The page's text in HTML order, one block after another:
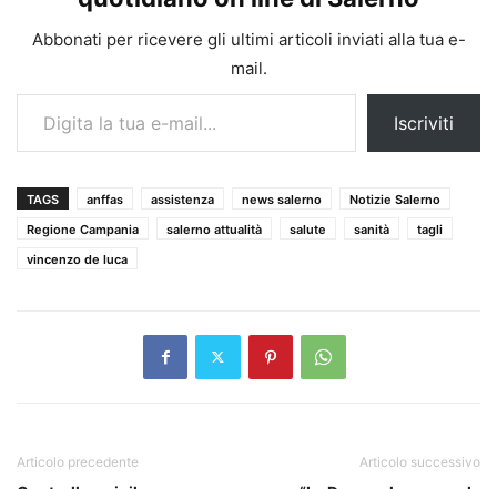
Abbonati per ricevere gli ultimi articoli inviati alla tua e-
mail.
Digita la tua e-mail...
Iscriviti
TAGS anffas assistenza news salerno
Notizie Salerno
Regione Campania
salerno attualità salute sanità
tagli
vincenzo de luca
Articolo precedente Articolo successivo